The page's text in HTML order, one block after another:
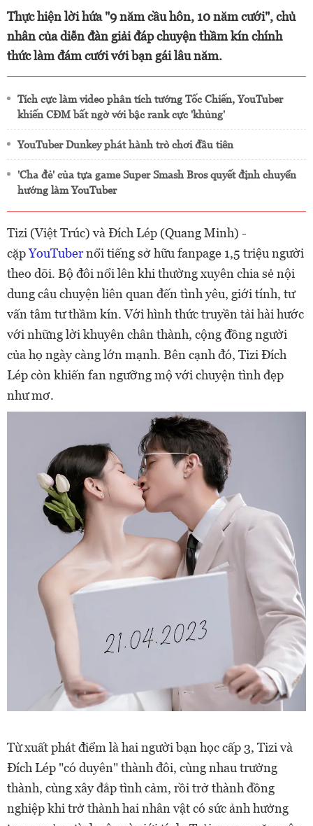
Thực hiện lời hứa "9 năm cầu hôn, 10 năm cưới", chủ
nhân của diễn đàn giải đáp chuyện thầm kín chính
thức làm đám cưới với bạn gái lâu năm.
Tích cực làm video phân tích tướng Tốc Chiến, YouTuber
khiến CĐM bất ngờ với bậc rank cực 'khủng'
YouTuber Dunkey phát hành trò chơi đầu tiên
'Cha đẻ' của tựa game Super Smash Bros quyết định chuyển
hướng làm YouTuber
Tizi (Việt Trúc) và Đích Lép (Quang Minh) -
cặpYouTubernổi tiếng sở hữu fanpage 1,5 triệu người
theo dõi. Bộ đôi nổi lên khi thường xuyên chia sẻ nội
dung câu chuyện liên quan đến tình yêu, giới tính, tư
vấn tâm tư thầm kín. Với hình thức truyền tải hài hước
với những lời khuyên chân thành, cộng đồng người
của họ ngày càng lớn mạnh. Bên cạnh đó, Tizi Đích
Lép còn khiến fan ngưỡng mộ với chuyện tình đẹp
như mơ.
Từ xuất phát điểm là hai người bạn học cấp 3, Tizi và
Đích Lép "có duyên" thành đôi, cùng nhau trưởng
thành, cùng xây đắp tình cảm, rồi trở thành đồng
nghiệp khi trở thành hai nhân vật có sức ảnh hưởng